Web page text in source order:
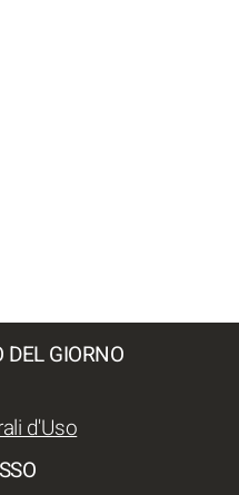
DEL GIORNO
d'Uso